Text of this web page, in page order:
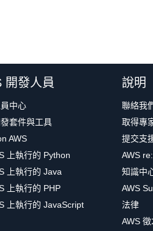
開發人員
中心
套件與工具
AWS
上執行的 Python
上執行的 Java
上執行的 PHP
上執行的 JavaScript
說明
聯絡我
取得專
提交支
AWS
知識中
AWS
法律
AWS 徵